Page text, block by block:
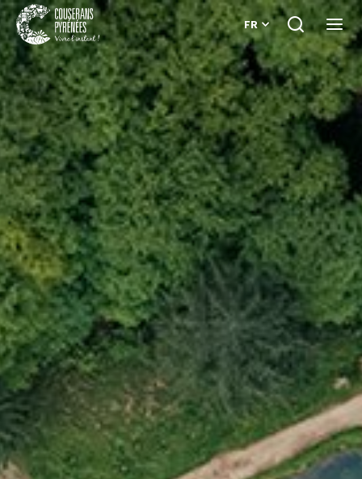
Couserans
Pyrénées
FR
Je
recherche
le
menu